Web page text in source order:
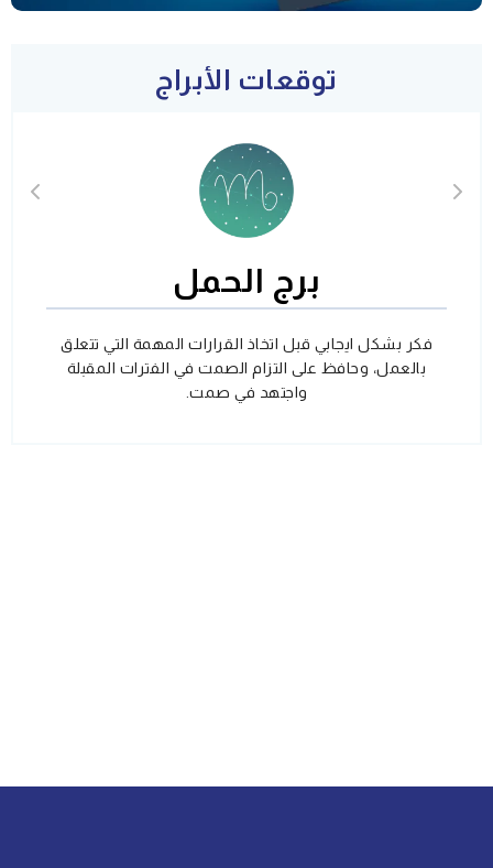
توقعات الأبراج
برج الحمل
فكر بشكل ايجابي قبل اتخاذ القرارات المهمة التي تتعلق
بالعمل، وحافظ على التزام الصمت في الفترات المقبلة
واجتهد في صمت.